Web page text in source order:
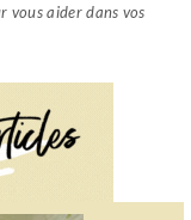
vous aider dans vos